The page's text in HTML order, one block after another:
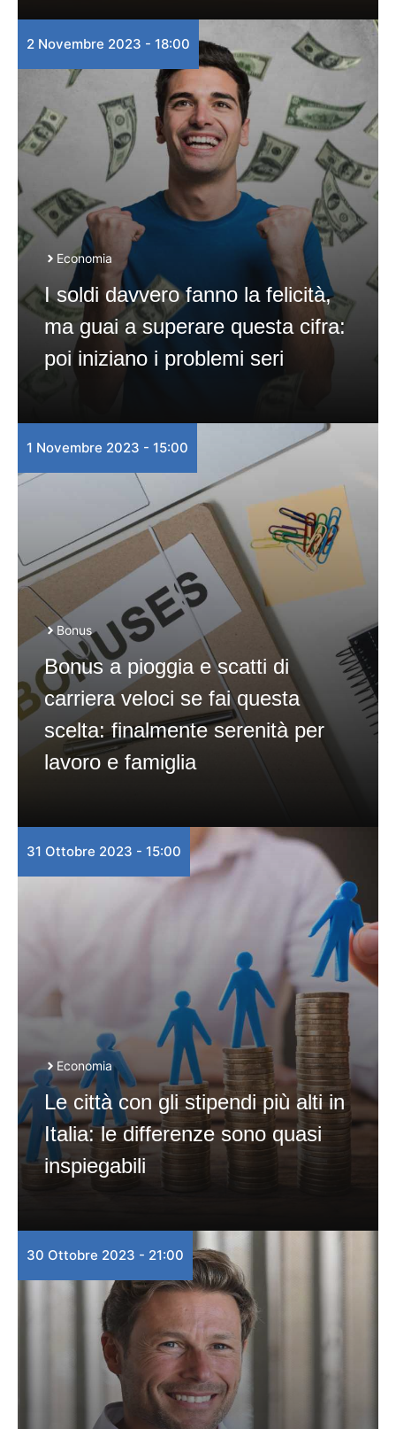
2 Novembre 2023 - 18:00
Economia
I soldi davvero fanno la felicità,
ma guai a superare questa cifra:
poi iniziano i problemi seri
1 Novembre 2023 - 15:00
Bonus
Bonus a pioggia e scatti di
carriera veloci se fai questa
scelta: finalmente serenità per
lavoro e famiglia
31 Ottobre 2023 - 15:00
Economia
Le città con gli stipendi più alti in
Italia: le differenze sono quasi
inspiegabili
30 Ottobre 2023 - 21:00